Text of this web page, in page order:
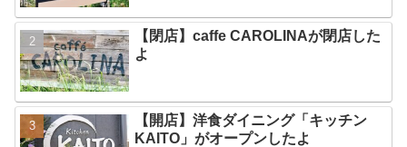
【閉店】caffe CAROLINAが閉店した
よ
【開店】洋食ダイニング「キッチン
KAITO」がオープンしたよ